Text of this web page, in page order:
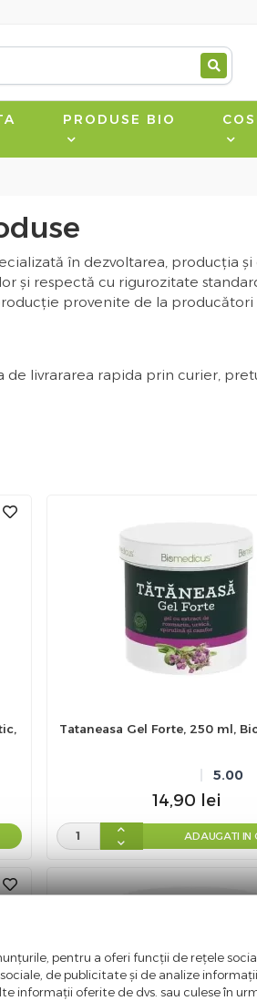
PRODUSE BIO
în dezvoltarea, producția
și respectă cu rigurozitate
provenite de la
livrararea rapida prin curier,
Tataneasa Gel Forte, 250 ml,
5.00
14,90 lei
ADAUGATI IN
pentru a oferi funcții de rețele
de publicitate și de analize
informații oferite de dvs. sau culese în